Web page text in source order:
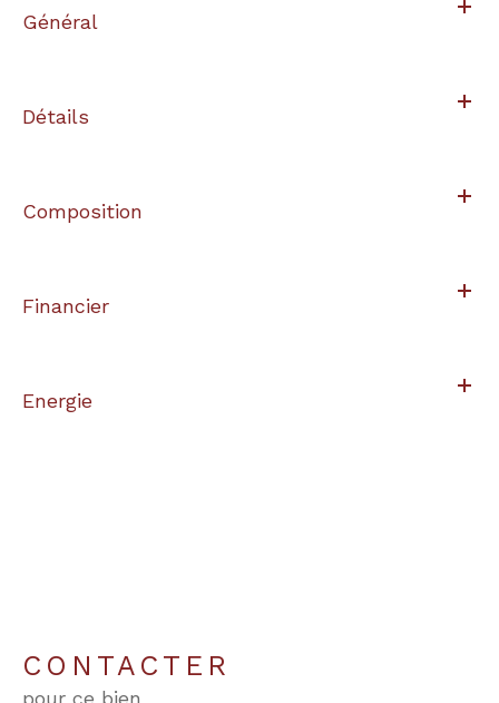
Général
Détails
Composition
Financier
Energie
CONTACTER
pour ce bien